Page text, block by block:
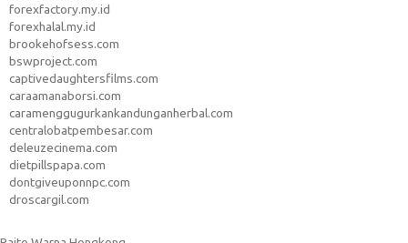
forexfactory.my.id
forexhalal.my.id
brookehofsess.com
bswproject.com
captivedaughtersfilms.com
caraamanaborsi.com
caramenggugurkankandunganherbal.com
centralobatpembesar.com
deleuzecinema.com
dietpillspapa.com
dontgiveuponnpc.com
droscargil.com